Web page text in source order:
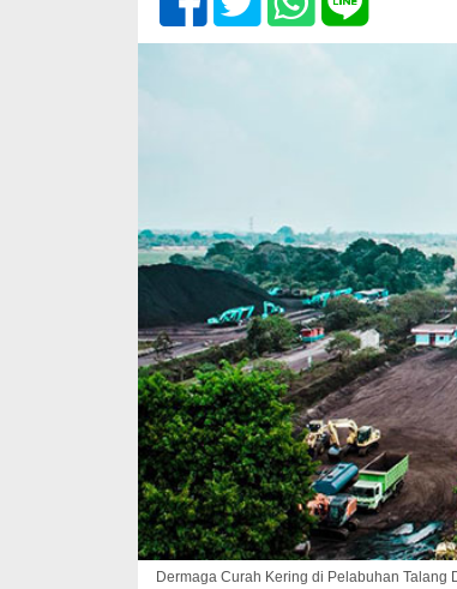
Dermaga Curah Kering di Pelabuhan Talang